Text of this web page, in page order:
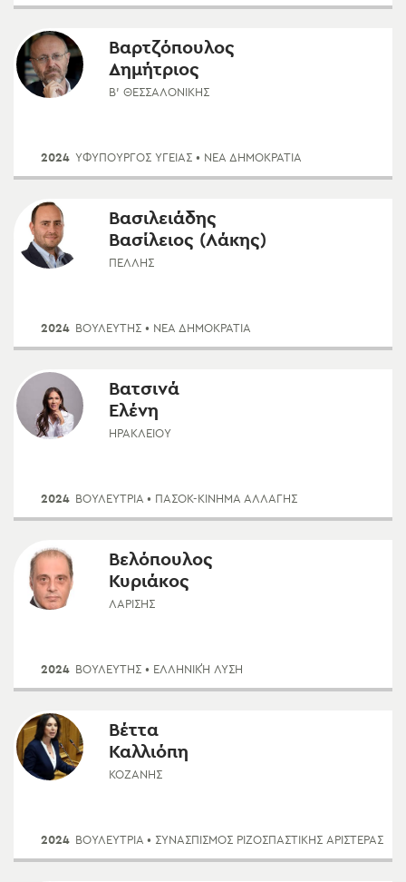
Βαρτζόπουλος
Δημήτριος
Β' ΘΕΣΣΑΛΟΝΊΚΗΣ
2024 ΥΦΥΠΟΥΡΓΌΣ ΥΓΕΊΑΣ • ΝΈΑ ΔΗΜΟΚΡΑΤΊΑ
Βασιλειάδης
Βασίλειος (Λάκης)
ΠΈΛΛΗΣ
2024 ΒΟΥΛΕΥΤΗΣ • ΝΈΑ ΔΗΜΟΚΡΑΤΊΑ
Βατσινά
Ελένη
ΗΡΑΚΛΕΊΟΥ
2024 ΒΟΥΛΕΥΤΡΙΑ • ΠΑΣΟΚ-ΚΊΝΗΜΑ ΑΛΛΑΓΉΣ
Βελόπουλος
Κυριάκος
ΛΑΡΊΣΗΣ
2024 ΒΟΥΛΕΥΤΗΣ • ΕΛΛΗΝΙΚΉ ΛΎΣΗ
Βέττα
Καλλιόπη
ΚΟΖΆΝΗΣ
2024 ΒΟΥΛΕΥΤΡΙΑ • ΣΥΝΑΣΠΙΣΜΌΣ ΡΙΖΟΣΠΑΣΤΙΚΉΣ ΑΡΙΣΤΕΡΆΣ